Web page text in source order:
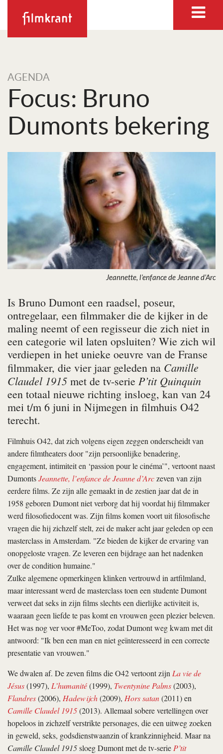
AGENDA
Focus: Bruno
Dumonts bekering
Jeannette, l’enfance de Jeanne d’Arc
Is Bruno Dumont een raadsel, poseur,
ontregelaar, een filmmaker die de kijker in de
maling neemt of een regisseur die zich niet in
een categorie wil laten opsluiten? Wie zich wil
verdiepen in het unieke oeuvre van de Franse
filmmaker, die vier jaar geleden na Camille
Claudel 1915 met de tv-serie P’tit Quinquin
een totaal nieuwe richting insloeg, kan van 24
mei t/m 6 juni in Nijmegen in filmhuis O42
terecht.
Filmhuis O42, dat zich volgens eigen zeggen onderscheidt van
andere filmtheaters door "zijn persoonlijke benadering,
engagement, intimiteit en ‘passion pour le cinéma’", vertoont naast
DumontsJeannette, l’enfance de Jeanne d’Arczeven van zijn
eerdere films. Ze zijn alle gemaakt in de zestien jaar dat de in
1958 geboren Dumont niet verborg dat hij voordat hij filmmaker
werd filosofiedocent was. Zijn films komen voort uit filosofische
vragen die hij zichzelf stelt, zei de maker acht jaar geleden op een
masterclass in Amsterdam. "Ze bieden de kijker de ervaring van
onopgeloste vragen. Ze leveren een bijdrage aan het nadenken
over de condition humaine."
Zulke algemene opmerkingen klinken vertrouwd in artfilmland,
maar interessant werd de masterclass toen een studente Dumont
verweet dat seks in zijn films slechts een dierlijke activiteit is,
waaraan geen liefde te pas komt en vrouwen geen plezier beleven.
Het was nog ver voor #MeToo, zodat Dumont weg kwam met dit
antwoord: "Ik ben een man en niet geïnteresseerd in een correcte
presentatie van vrouwen."
We dwalen af. De zeven films die O42 vertoont zijnLa vie de
Jésus(1997), L’humanité(1999), Twentynine Palms(2003),
Flandres(2006), Hadewijch(2009), Hors satan(2011) en
Camille Claudel 1915(2013). Allemaal sobere vertellingen over
hopeloos in zichzelf verstrikte personages, die een uitweg zoeken
in geweld, seks, godsdienstwaanzin of krankzinnigheid. Maar na
Camille Claudel 1915sloeg Dumont met de tv-serieP’tit